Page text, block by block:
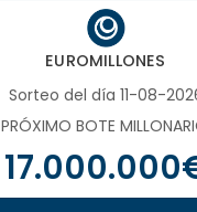
EUROMILLONES
Sorteo del día 11-08-
PRÓXIMO BOTE